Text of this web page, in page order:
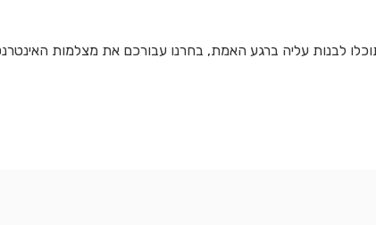
לבנות עליה ברגע האמת, בחרנו עבורכם את מצלמות